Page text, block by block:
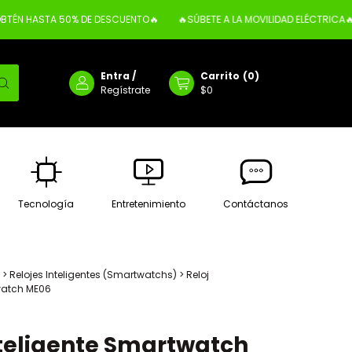
HASTA 50% DE DESCUENTO🔥 🔥SÚBETE A LA MOVILIDAD ELÉCTRICA🔥
Entra/
Regístrate
Carrito (0)
$0
Tecnología Entretenimiento Contáctanos
> Relojes Inteligentes (Smartwatchs) > Reloj
ME06
Smartwatch